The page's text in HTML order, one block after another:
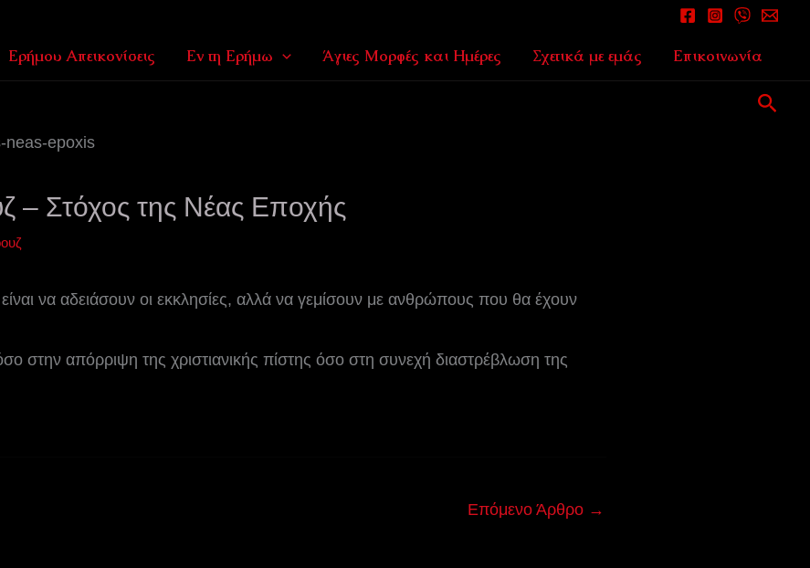
Ερήμου Απεικονίσεις Εν τη Ερήμω Άγιες Μορφές και Ημέρες Σχετικά με εμάς Επικοινωνία
– Στόχος της Νέας Εποχής
να αδειάσουν οι εκκλησίες, αλλά να γεμίσουν με ανθρώπους που θα έχουν
στην απόρριψη της χριστιανικής πίστης όσο στη συνεχή διαστρέβλωση της
Επόμενο Άρθρο →